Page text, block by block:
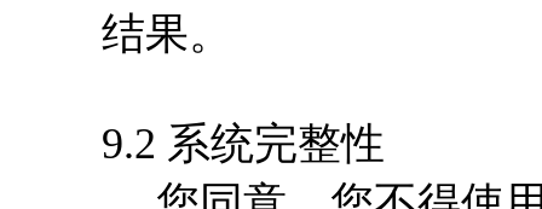
结果。
9.2 系统完整性